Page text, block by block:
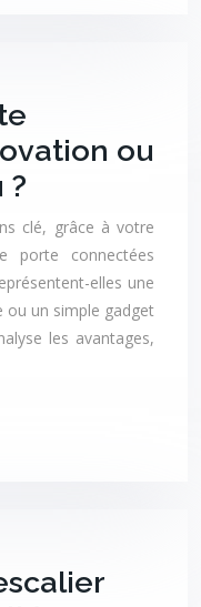
ou
?
clé, grâce à votre
porte connectées
elles une
ou un simple gadget
les avantages,